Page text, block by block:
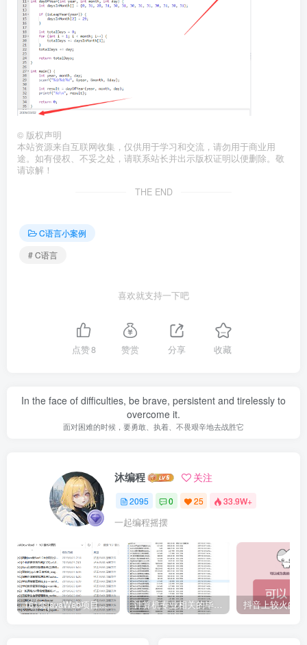
© 版权声明
本站资源来自互联网收集，仅供用于学习和交流，请勿用于商业用
途。如有侵权、不妥之处，请联系站长并出示版权证明以便删除。敬
请谅解！
THE END
C语言小案例
# C语言
喜欢就支持一下吧
点赞8 赞赏 分享 收藏
In the face of difficulties, be brave, persistent and tirelessly to
overcome it.
面对困难的时候，要勇敢、执着、不畏艰辛地去战胜它
沐编程 关注
2095 0 25 33.9W+
一起编程摇摆
161套javaWeb项目源码免费分享 计算机专业相关的毕业设计论文合集免费下载